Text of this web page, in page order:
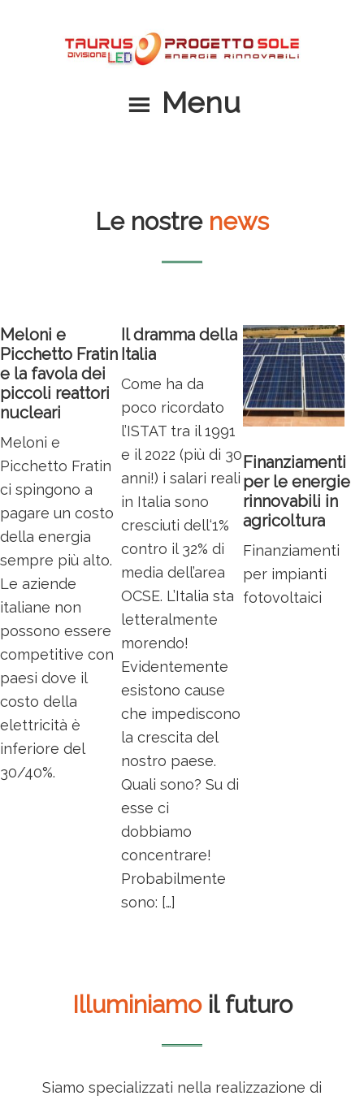
contenuto
Menu
Le nostre news
Meloni e
Picchetto Fratin
e la favola dei
piccoli reattori
nucleari
Meloni e
Picchetto Fratin
ci spingono a
pagare un costo
della energia
sempre più alto.
Le aziende
italiane non
possono essere
competitive con
paesi dove il
costo della
elettricità è
inferiore del
30/40%.
Il dramma della
Italia
Come ha da
poco ricordato
l’ISTAT tra il 1991
e il 2022 (più di 30
anni!) i salari reali
in Italia sono
cresciuti dell‘1%
contro il 32% di
media dell’area
OCSE. L’Italia sta
letteralmente
morendo!
Evidentemente
esistono cause
che impediscono
la crescita del
nostro paese.
Quali sono? Su di
esse ci
dobbiamo
concentrare!
Probabilmente
sono: […]
Finanziamenti
per le energie
rinnovabili in
agricoltura
Finanziamenti
per impianti
fotovoltaici
Illuminiamoil futuro
Siamo specializzati nella realizzazione di